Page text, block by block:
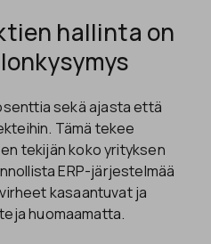
hallinta on
sekä ajasta että
Tämä tekee
tekijän koko yrityksen
ERP-järjestelmää
kasaantuvat ja
huomaamatta.